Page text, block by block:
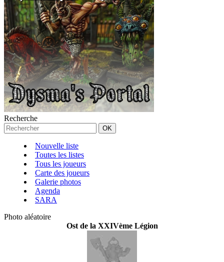
Recherche
Nouvelle liste
Toutes les listes
Tous les joueurs
Carte des joueurs
Galerie photos
Agenda
SARA
Photo aléatoire
Ost de la XXIVème Légion